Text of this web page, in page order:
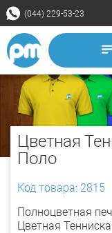
(044) 229-53-23
Цветная
Поло
Код товара: 2815
Полноцветная
Цветная